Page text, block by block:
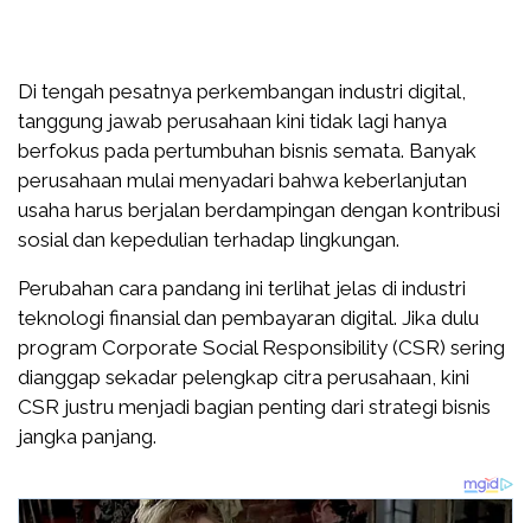
Di tengah pesatnya perkembangan industri digital,
tanggung jawab perusahaan kini tidak lagi hanya
berfokus pada pertumbuhan bisnis semata. Banyak
perusahaan mulai menyadari bahwa keberlanjutan
usaha harus berjalan berdampingan dengan kontribusi
sosial dan kepedulian terhadap lingkungan.
Perubahan cara pandang ini terlihat jelas di industri
teknologi finansial dan pembayaran digital. Jika dulu
program Corporate Social Responsibility (CSR) sering
dianggap sekadar pelengkap citra perusahaan, kini
CSR justru menjadi bagian penting dari strategi bisnis
jangka panjang.